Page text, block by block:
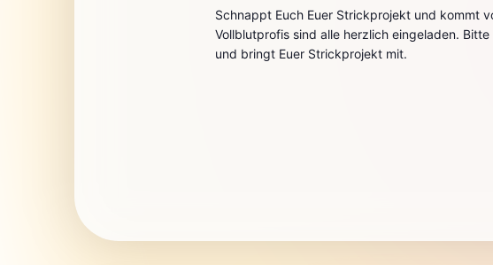
Schnappt Euch Euer Strickprojekt und kommt
Vollblutprofis sind alle herzlich eingeladen.
und bringt Euer Strickprojekt mit.